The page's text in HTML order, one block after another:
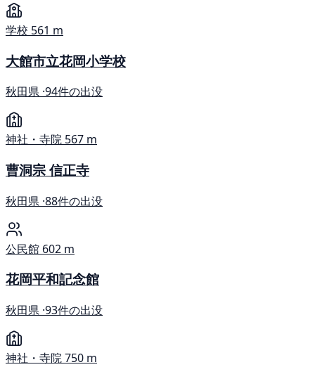
学校 561 m
大館市立花岡小学校
秋田県 ·94件の出没
神社・寺院 567 m
曹洞宗 信正寺
秋田県 ·88件の出没
公民館 602 m
花岡平和記念館
秋田県 ·93件の出没
神社・寺院750 m